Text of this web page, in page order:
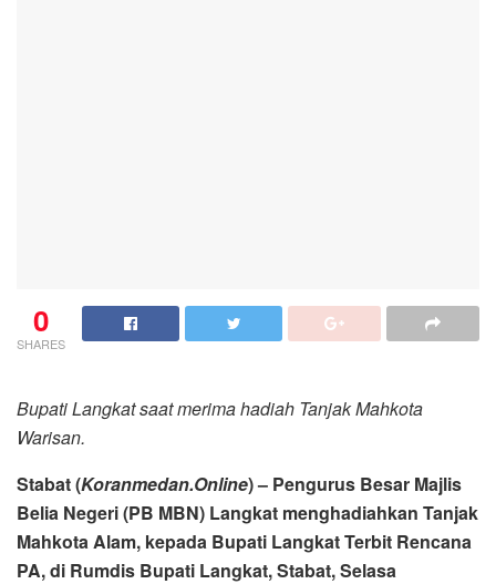
0
SHARES
Bupati Langkat saat merima hadiah Tanjak Mahkota
Warisan.
Stabat (Koranmedan.Online) – Pengurus Besar Majlis
Belia Negeri (PB MBN) Langkat menghadiahkan Tanjak
Mahkota Alam, kepada Bupati Langkat Terbit Rencana
PA, di Rumdis Bupati Langkat, Stabat, Selasa